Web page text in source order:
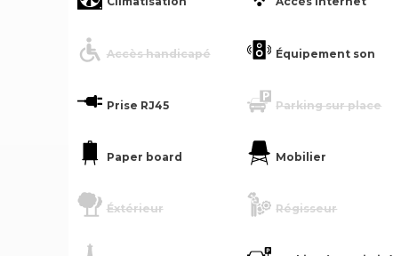
Accès handicapé Équipement son
Prise RJ45 Parking sur place
Paper board Mobilier
Éxtérieur Régisseur